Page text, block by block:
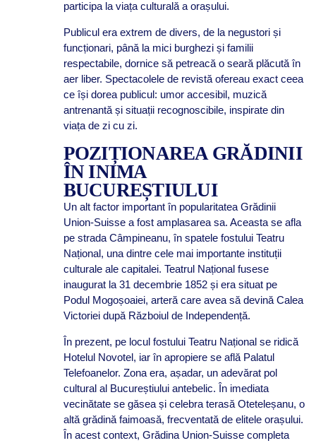
participa la viața culturală a orașului.
Publicul era extrem de divers, de la negustori și
funcționari, până la mici burghezi și familii
respectabile, dornice să petreacă o seară plăcută în
aer liber. Spectacolele de revistă ofereau exact ceea
ce își dorea publicul: umor accesibil, muzică
antrenantă și situații recognoscibile, inspirate din
viața de zi cu zi.
POZIȚIONAREA GRĂDINII
ÎN INIMA
BUCUREȘTIULUI
Un alt factor important în popularitatea Grădinii
Union-Suisse a fost amplasarea sa. Aceasta se afla
pe strada Câmpineanu, în spatele fostului Teatru
Național, una dintre cele mai importante instituții
culturale ale capitalei. Teatrul Național fusese
inaugurat la 31 decembrie 1852 și era situat pe
Podul Mogoșoaiei, arteră care avea să devină Calea
Victoriei după Războiul de Independență.
În prezent, pe locul fostului Teatru Național se ridică
Hotelul Novotel, iar în apropiere se află Palatul
Telefoanelor. Zona era, așadar, un adevărat pol
cultural al Bucureștiului antebelic. În imediata
vecinătate se găsea și celebra terasă Oteteleșanu, o
altă grădină faimoasă, frecventată de elitele orașului.
În acest context, Grădina Union-Suisse completa